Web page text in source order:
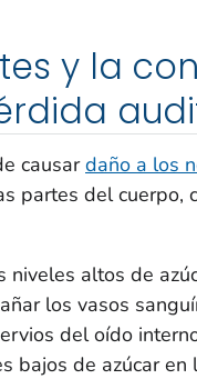
y la
causardaño a los
partes del cuerpo,
niveles altos de
los vasos
del oído
bajos de azúcar en